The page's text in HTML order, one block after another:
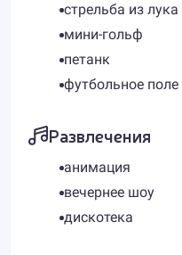
стрельба из лука
мини-гольф
петанк
футбольное поле
Развлечения
анимация
вечернее шоу
дискотека